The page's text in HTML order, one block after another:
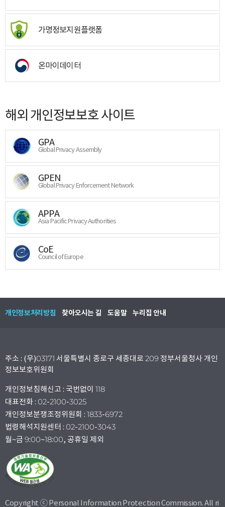
가명정보지원플랫폼
온마이데이터
해외 개인정보보호 사이트
GPA
Global Privacy Assembly
GPEN
Global Privacy Enforcement Network
APPA
Asia Pacific Privacy Authorities
CoE
Council of Europe
개인정보처리방침 찾아오시는 길 도움말 누리집 안내
주소 : (우)03171 서울특별시 종로구 세종대로 209 정부서울청사 개인
정보보호위원회
개인정보침해신고 : 국번없이 118
대표전화 : 02-2100-3025
개인정보분쟁조정위원회 : 1833-6972
법령해석지원센터 : 02-2100-3043
월~금 9:00~18:00, 공휴일 제외
Copyright ⓒ Personal Information Protection Commission. All ri